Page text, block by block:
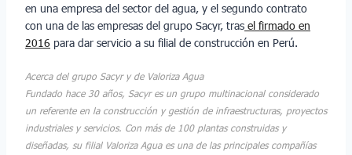
en una empresa del sector del agua, y el segundo contrato
con una de las empresas del grupo Sacyr, tras el firmado en
2016 para dar servicio a su filial de construcción en Perú.
Acerca del grupo Sacyr y de Valoriza Agua
Fundado hace 30 años, Sacyr es un grupo multinacional considerado
un referente en la construcción y gestión de infraestructuras, proyectos
industriales y servicios. Con más de 100 plantas construidas y
diseñadas, su filial Valoriza Agua es una de las principales compañías